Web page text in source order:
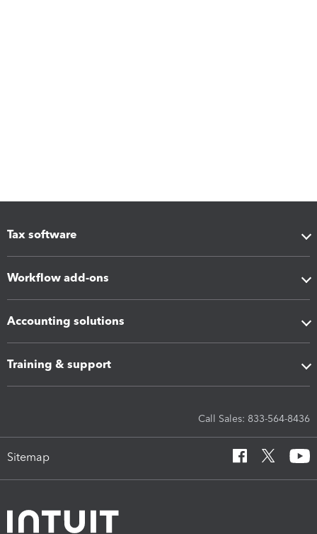
Tax software
Workflow add-ons
Accounting solutions
Training & support
Call Sales: 833-564-8436
Sitemap